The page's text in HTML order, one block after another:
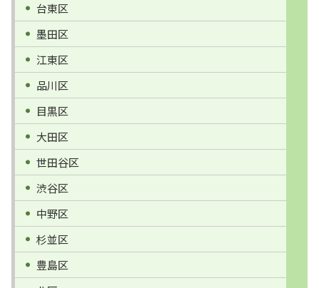
台東区
墨田区
江東区
品川区
目黒区
大田区
世田谷区
渋谷区
中野区
杉並区
豊島区